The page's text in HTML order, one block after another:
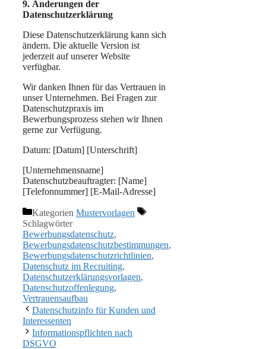
9. Änderungen der
Datenschutzerklärung
Diese Datenschutzerklärung kann sich
ändern. Die aktuelle Version ist
jederzeit auf unserer Website
verfügbar.
Wir danken Ihnen für das Vertrauen in
unser Unternehmen. Bei Fragen zur
Datenschutzpraxis im
Bewerbungsprozess stehen wir Ihnen
gerne zur Verfügung.
Datum: [Datum] [Unterschrift]
[Unternehmensname]
Datenschutzbeauftragter: [Name]
[Telefonnummer] [E-Mail-Adresse]
Kategorien Mustervorlagen
Schlagwörter
Bewerbungsdatenschutz,
Bewerbungsdatenschutzbestimmungen,
Bewerbungsdatenschutzrichtlinien,
Datenschutz im Recruiting,
Datenschutzerklärungsvorlagen,
Datenschutzoffenlegung,
Vertrauensaufbau
Datenschutzinfo für Kunden und
Interessenten
Informationspflichten nach
DSGVO